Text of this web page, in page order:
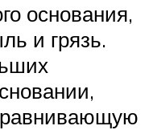
основания,
и грязь.